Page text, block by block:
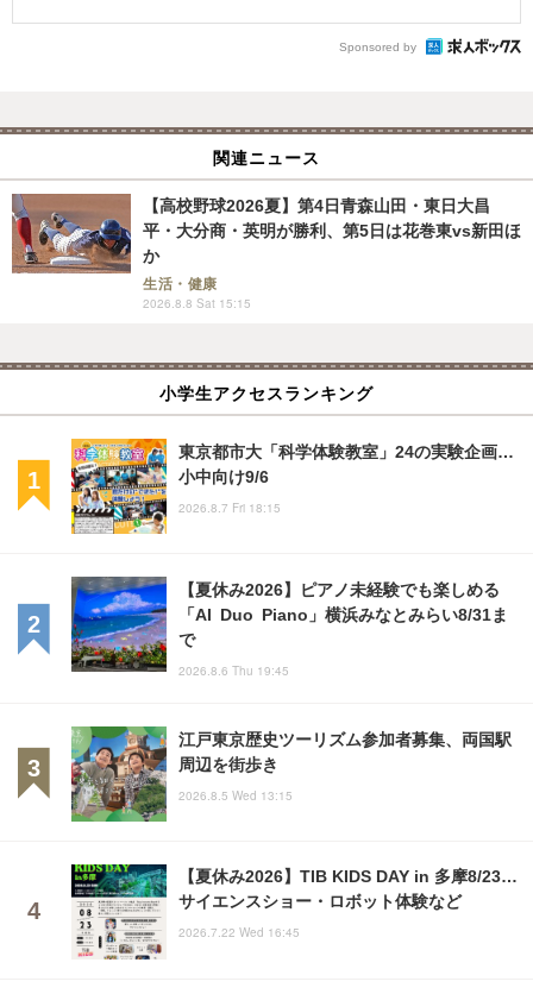
Sponsored by
関連ニュース
【高校野球2026夏】第4日青森山田・東日大昌
平・大分商・英明が勝利、第5日は花巻東vs新田ほ
か
生活・健康
2026.8.8 Sat 15:15
小学生アクセスランキング
東京都市大「科学体験教室」24の実験企画…
小中向け9/6
2026.8.7 Fri 18:15
【夏休み2026】ピアノ未経験でも楽しめる
「AI Duo Piano」横浜みなとみらい8/31ま
で
2026.8.6 Thu 19:45
江戸東京歴史ツーリズム参加者募集、両国駅
周辺を街歩き
2026.8.5 Wed 13:15
【夏休み2026】TIB KIDS DAY in 多摩8/23…
サイエンスショー・ロボット体験など
2026.7.22 Wed 16:45